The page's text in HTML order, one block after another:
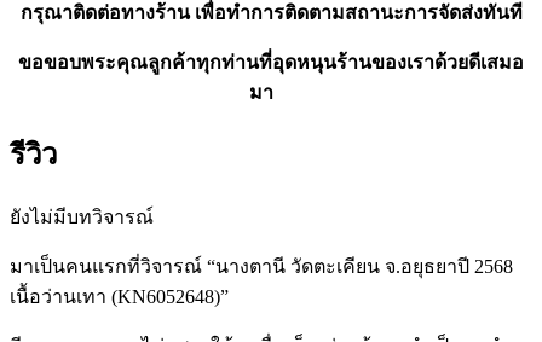
กรุณาติดต่อทางร้าน เพื่อทำการติดตามสถานะการจัดส่งทันที
ขอขอบพระคุณลูกค้าทุกท่านที่อุดหนุนร้านของเราด้วยดีเสมอ
มา
รีวิว
ยังไม่มีบทวิจารณ์
มาเป็นคนแรกที่วิจารณ์ “นางตานี วัดตะเคียน จ.อยุธยาปี 2568
เนื้อว่านเทา (KN6052648)”